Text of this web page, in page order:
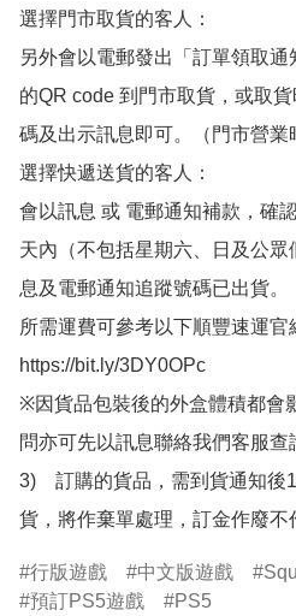
選擇門市取貨的客人：
另外會以電郵發出「訂單領取
的QR code 到門市取貨，或取
碼及出示訊息即可。（門市營業
選擇快遞送貨的客人：
會以訊息 或 電郵通知補款，確
天內（不包括星期六、日及公
息及電郵通知追蹤號碼已出貨。
所需運費可參考以下順豐速運官
https://bit.ly/3DY0OPc
※因貨品包裝後的外盒體積都會
問亦可先以訊息聯絡我們客服
3)　訂購的貨品，需到貨通知後
貨，將作棄單處理，訂金作廢不
行版遊戲 中文版遊戲
預訂PS5遊戲
PS5